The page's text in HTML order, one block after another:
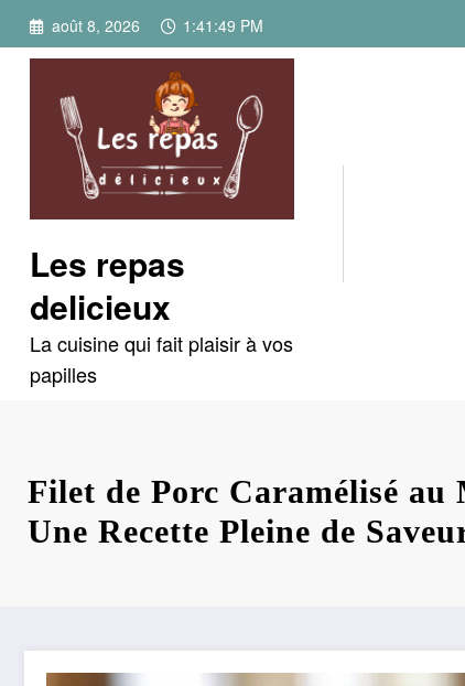
Aller
août 8, 2026 1:41:50 PM
Les repas
delicieux
La cuisine qui fait plaisir à vos
papilles
Filet de Porc Caramélisé au
Une Recette Pleine de